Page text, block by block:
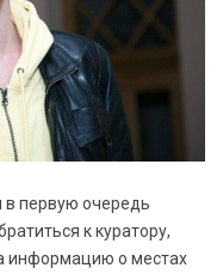
в первую очередь
к куратору,
информацию о местах